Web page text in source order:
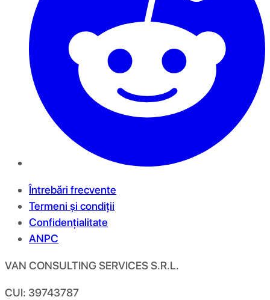
Întrebări frecvente
Termeni și condiții
Confidențialitate
ANPC
VAN CONSULTING SERVICES S.R.L.
CUI: 39743787